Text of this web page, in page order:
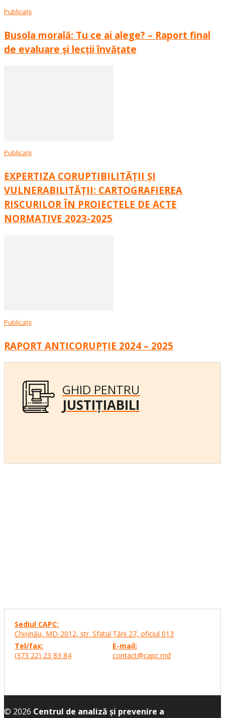
Publicații
Busola morală: Tu ce ai alege? – Raport final
de evaluare și lecții învățate
Publicații
EXPERTIZA CORUPTIBILITĂȚII ȘI
VULNERABILITĂȚII: CARTOGRAFIEREA
RISCURILOR ÎN PROIECTELE DE ACTE
NORMATIVE 2023-2025
Publicații
RAPORT ANTICORUPȚIE 2024 – 2025
GHID PENTRU
JUSTIȚIABILI
Sediul CAPC:
Chişinău, MD-2012, str. Sfatul Ţării 27, oficiul 013
Tel/fax:
(373 22) 23 83 84
E-mail:
contact@capc.md
© 2026 Centrul de analiză și prevenire a